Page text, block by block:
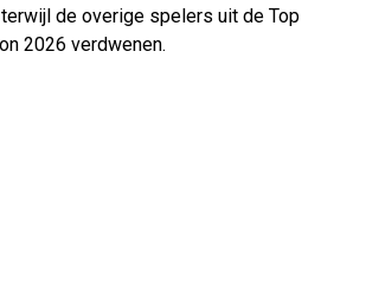
de overige spelers uit de Top
2026 verdwenen.